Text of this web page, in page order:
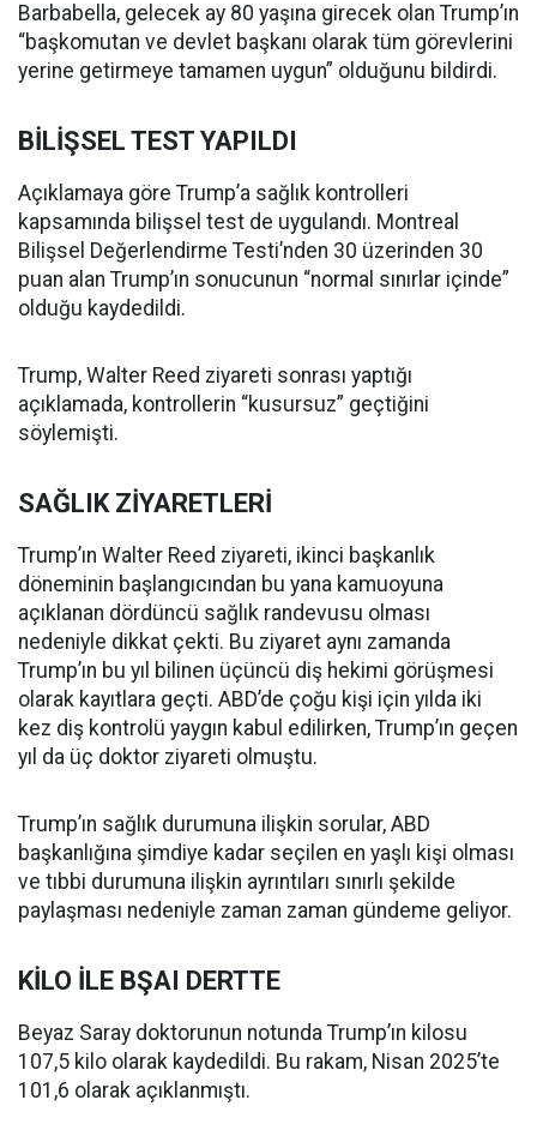
Barbabella, gelecek ay 80 yaşına girecek olan Trump’ın
“başkomutan ve devlet başkanı olarak tüm görevlerini
yerine getirmeye tamamen uygun” olduğunu bildirdi.
BİLİŞSEL TEST YAPILDI
Açıklamaya göre Trump’a sağlık kontrolleri
kapsamında bilişsel test de uygulandı. Montreal
Bilişsel Değerlendirme Testi’nden 30 üzerinden 30
puan alan Trump’ın sonucunun “normal sınırlar içinde”
olduğu kaydedildi.
Trump, Walter Reed ziyareti sonrası yaptığı
açıklamada, kontrollerin “kusursuz” geçtiğini
söylemişti.
SAĞLIK ZİYARETLERİ
Trump’ın Walter Reed ziyareti, ikinci başkanlık
döneminin başlangıcından bu yana kamuoyuna
açıklanan dördüncü sağlık randevusu olması
nedeniyle dikkat çekti. Bu ziyaret aynı zamanda
Trump’ın bu yıl bilinen üçüncü diş hekimi görüşmesi
olarak kayıtlara geçti. ABD’de çoğu kişi için yılda iki
kez diş kontrolü yaygın kabul edilirken, Trump’ın geçen
yıl da üç doktor ziyareti olmuştu.
Trump’ın sağlık durumuna ilişkin sorular, ABD
başkanlığına şimdiye kadar seçilen en yaşlı kişi olması
ve tıbbi durumuna ilişkin ayrıntıları sınırlı şekilde
paylaşması nedeniyle zaman zaman gündeme geliyor.
KİLO İLE BŞAI DERTTE
Beyaz Saray doktorunun notunda Trump’ın kilosu
107,5 kilo olarak kaydedildi. Bu rakam, Nisan 2025’te
101,6 olarak açıklanmıştı.